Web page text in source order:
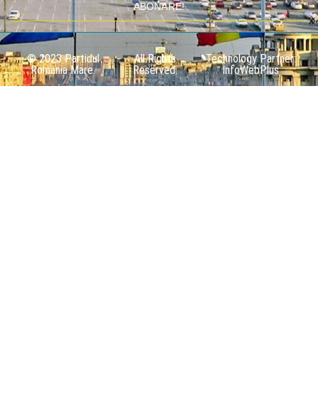
ABONARE!
© 2023 Partidul
România Mare.
All Rights
Reserved.
Technology Partner:
InfoWebPlus